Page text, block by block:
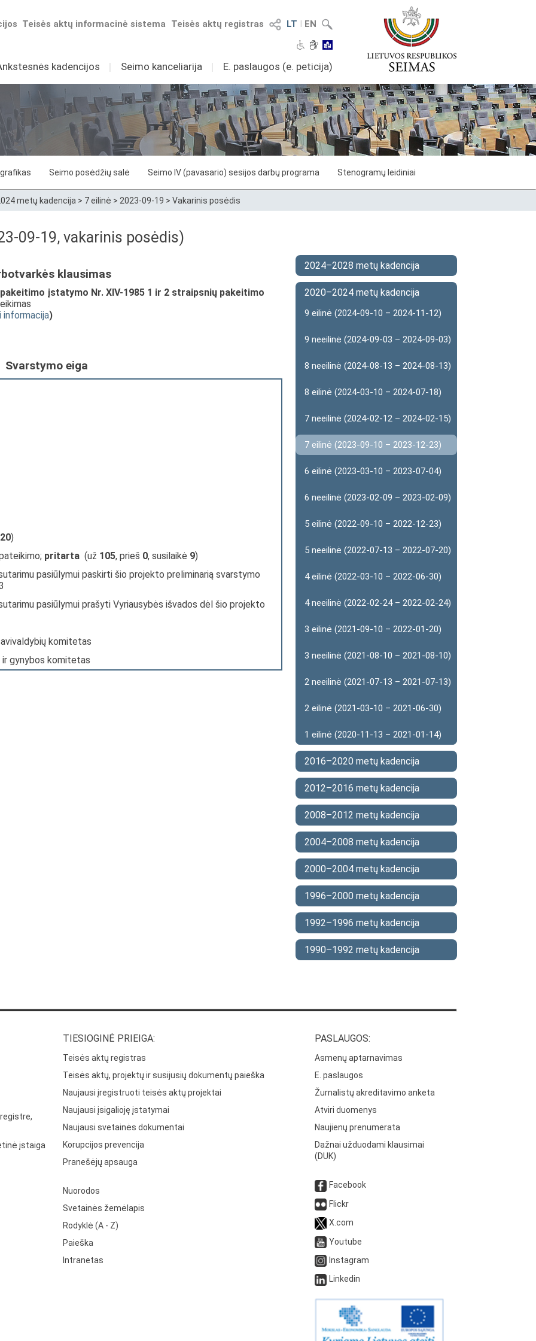
LT I EN
Teisės aktų registras
Teisės aktų informacinė sistema
kadencijos I Seimo kanceliarija I E. paslaugos (e. peticija)
grafikas Seimo posėdžių salė Seimo IV (pavasario) sesijos darbų programa Stenogramų leidiniai
metų kadencija > 7 eilinė > 2023-09-19 > Vakarinis posėdis
09-19, vakarinis posėdis)
klausimas
įstatymo Nr. XIV-1985 1 ir 2 straipsnių pakeitimo
informacija)
Svarstymo eiga
)
pritarta (už 105, prieš 0, susilaikė 9)
pasiūlymui paskirti šio projekto preliminarią svarstymo
pasiūlymui prašyti Vyriausybės išvados dėl šio projekto
komitetas
ir gynybos komitetas
2024–2028 metų kadencija
2020–2024 metų kadencija
9 eilinė (2024-09-10 – 2024-11-12)
9 neeilinė (2024-09-03 – 2024-09-03)
8 neeilinė (2024-08-13 – 2024-08-13)
8 eilinė (2024-03-10 – 2024-07-18)
7 neeilinė (2024-02-12 – 2024-02-15)
7 eilinė (2023-09-10 – 2023-12-23)
6 eilinė (2023-03-10 – 2023-07-04)
6 neeilinė (2023-02-09 – 2023-02-09)
5 eilinė (2022-09-10 – 2022-12-23)
5 neeilinė (2022-07-13 – 2022-07-20)
4 eilinė (2022-03-10 – 2022-06-30)
4 neeilinė (2022-02-24 – 2022-02-24)
3 eilinė (2021-09-10 – 2022-01-20)
3 neeilinė (2021-08-10 – 2021-08-10)
2 neeilinė (2021-07-13 – 2021-07-13)
2 eilinė (2021-03-10 – 2021-06-30)
1 eilinė (2020-11-13 – 2021-01-14)
2016–2020 metų kadencija
2012–2016 metų kadencija
2008–2012 metų kadencija
2004–2008 metų kadencija
2000–2004 metų kadencija
1996–2000 metų kadencija
1992–1996 metų kadencija
1990–1992 metų kadencija
įstaiga
TIESIOGINĖ PRIEIGA:
Teisės aktų registras
Teisės aktų, projektų ir susijusių dokumentų paieška
Naujausi įregistruoti teisės aktų projektai
Naujausi įsigalioję įstatymai
Naujausi svetainės dokumentai
Korupcijos prevencija
Pranešėjų apsauga
Nuorodos
Svetainės žemėlapis
Rodyklė (A - Z)
Paieška
Intranetas
PASLAUGOS:
Asmenų aptarnavimas
E. paslaugos
Žurnalistų akreditavimo anketa
Atviri duomenys
Naujienų prenumerata
Dažnai užduodami klausimai
(DUK)
Facebook
Flickr
X.com
Youtube
Instagram
Linkedin